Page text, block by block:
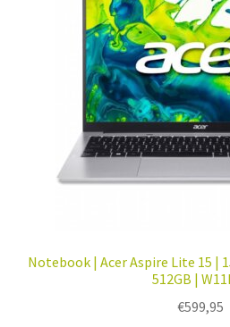
Notebook | Acer Aspire Lite 15 |
512GB |
€599,95